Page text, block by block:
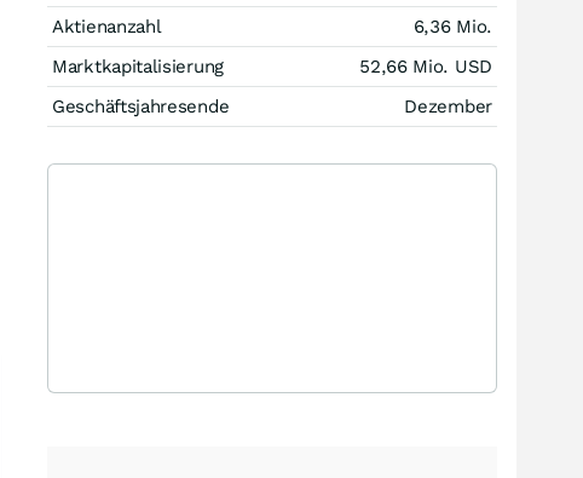
Aktienanzahl
6,36 Mio.
Marktkapitalisierung
52,66 Mio. USD
Geschäftsjahresende
Dezember